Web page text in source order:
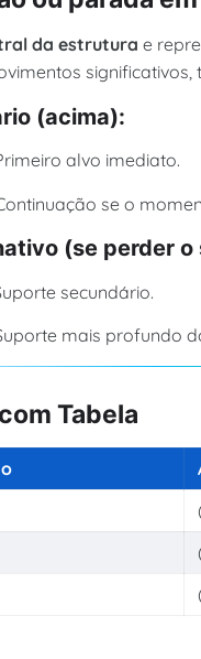
da estrutura e
(acima):
alvo imediato.
se o
(se perder
secundário.
mais profundo
Tabela